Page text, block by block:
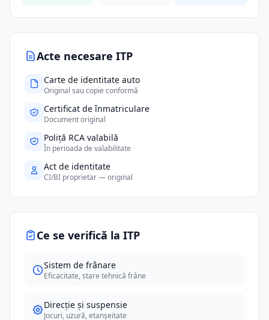
Acte necesare ITP
Carte de identitate auto
Original sau copie conformă
Certificat de înmatriculare
Document original
Poliță RCA valabilă
În perioada de valabilitate
Act de identitate
CI/BI proprietar — original
Ce se verifică la ITP
Sistem de frânare
Eficacitate, stare tehnică frâne
Direcție și suspensie
Jocuri, uzură, etanșeitate